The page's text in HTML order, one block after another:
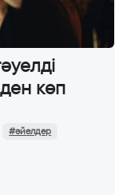
көп
#әйелдер